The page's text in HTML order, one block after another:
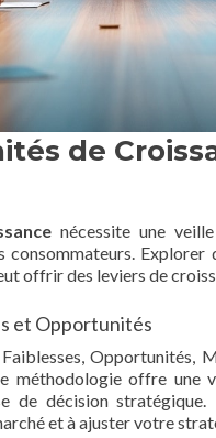
de
nécessite une
Explorer
offrir des leviers de
et Opportunités
Opportunités,
méthodologie offre une
décision stratégique.
et à ajuster votre